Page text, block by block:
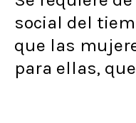
social del
que las
para ellas,